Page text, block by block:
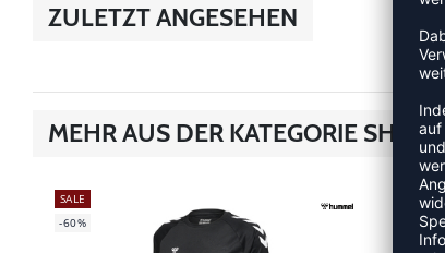
ZULETZT ANGESEHEN
MEHR AUS DER KATEGORIE SHIRTS
SALE
-60%
SALE
-55%